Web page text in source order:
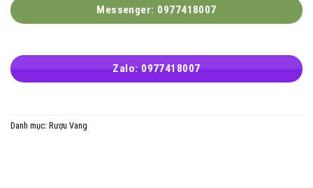
Messenger: 0977418007
Zalo: 0977418007
Danh mục: Rượu Vang